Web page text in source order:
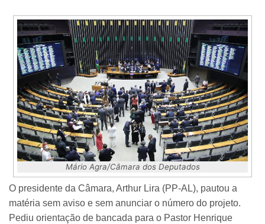
Mário Agra/Câmara dos Deputados
O presidente da Câmara, Arthur Lira (PP-AL), pautou a
matéria sem aviso e sem anunciar o número do projeto.
Pediu orientação de bancada para o Pastor Henrique